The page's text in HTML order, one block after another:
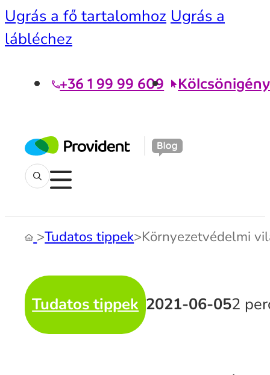
Ugrás a fő tartalomhoz Ugrás a
lábléchez
+36 1 99 99 609
>Tudatos tippek>Környezetvédelmi
Tudatos tippek 2021-06-052